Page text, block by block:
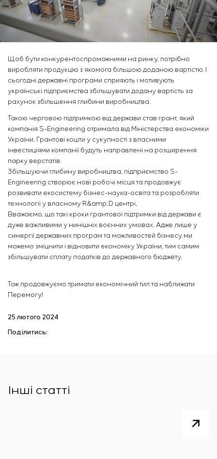
замовника
Сервісне обслуговування
Управління проєктами
Аутсорсинг
Консалтингові послуги
Індивідуальна розробка та випробування
щитового обладнання
Розробка математичних моделей об’єктів
управління
Розробка спеціальних алгоритмів
Розробка систем управління
Енергоаудит
Інфраструктура
Хімічна промисловість
Цементна промисловість
Вакансії
Стажування
Ветеранам
КОНТАКТИ
Щоб бути конкурентоспроможними на ринку, потрібно
виробляти продукцію з якомога більшою доданою вартістю. І
сьогодні державні програми сприяють і мотивують
українські підприємства збільшувати додану вартість за
рахунок збільшення глибини виробництва.
Такою черговою підтримкою від держави став грант, який
компанія S-Engineering отримала від Міністерства економіки
України. Грантові кошти у сукупності з власними
інвестиціями компанії будуть направлені на розширення
парку верстатів.
Збільшуючи глибину виробництва, підприємство S-
Engineering створює нові робочі місця та продовжує
розвивати екосистему бізнес-наука-освіта та розробляти
технології у власному R&amp;D центрі,
Вважаємо, що такі кроки грантової підтримки від держави є
дуже важливими у нинішніх воєнних умовах. Адже лише у
синергії державних програм та можливостей бізнесу ми
можемо зміцнити і відновити економіку України, тим самим
збільшувати сплату податків до державного бюджету.
Тож продовжуємо тримати економічний тил та наближати
Перемогу!
25 лютого 2024
Поділитись:
Інші статті